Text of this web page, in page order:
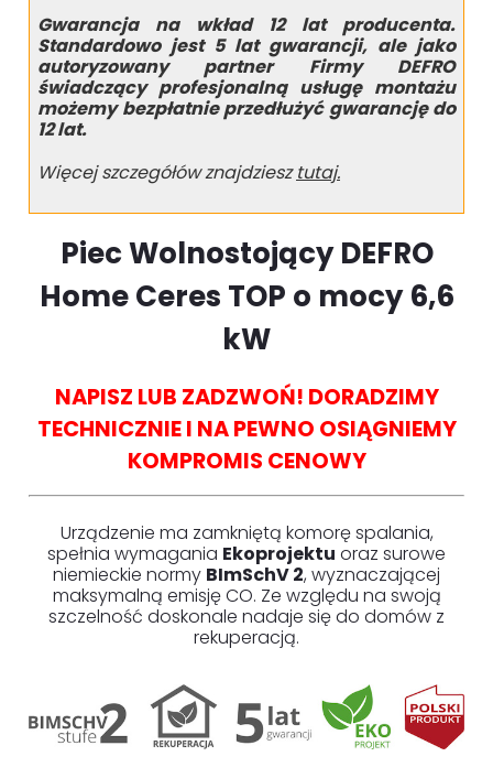
Gwarancja na wkład 12 lat producenta.
Standardowo jest 5 lat gwarancji, ale jako
autoryzowany partner Firmy DEFRO
świadczący profesjonalną usługę montażu
możemy bezpłatnie przedłużyć gwarancję do
12 lat.
Więcej szczegółów znajdziesztutaj.
Piec Wolnostojący DEFRO
Home Ceres TOP o mocy 6,6
kW
NAPISZ LUB ZADZWOŃ! DORADZIMY
TECHNICZNIE I NA PEWNO OSIĄGNIEMY
KOMPROMIS CENOWY
Urządzenie ma zamkniętą komorę spalania,
spełnia wymagania Ekoprojektu oraz surowe
niemieckie normy BImSchV 2, wyznaczającej
maksymalną emisję CO. Ze względu na swoją
szczelność doskonale nadaje się do domów z
rekuperacją.